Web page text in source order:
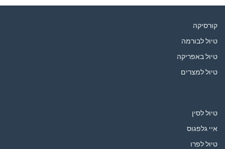
קורסיקה
טיול לבורמה
טיול באפריקה
טיול למצרים
טיול לסין
איי גלפגוס
טיול לפרו